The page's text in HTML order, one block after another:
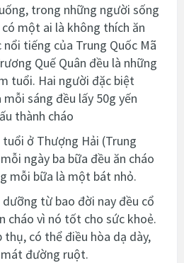
trong những người sống
một ai là không thích ăn
tiếng của Trung Quốc Mã
Quế Quân đều là những
tuổi. Hai người đặc biệt
sáng đều lấy 50g yến
thành cháo
ở Thượng Hải (Trung
ngày ba bữa đều ăn cháo
mỗi bữa là một bát nhỏ.
dưỡng từ bao đời nay đều cổ
cháo vì nó tốt cho sức khoẻ.
thụ, có thể điều hòa dạ dày,
đường ruột.